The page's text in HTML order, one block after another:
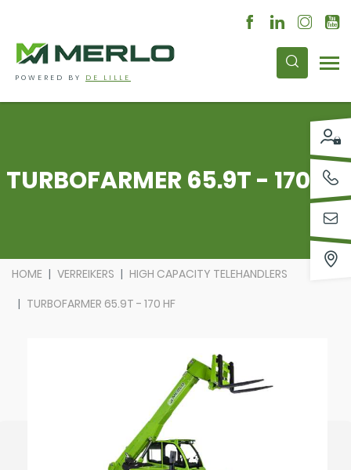
POWERED BY DE LILLE
TURBOFARMER 65.9T - 170 HF
HOME VERREIKERS
HIGH CAPACITY TELEHANDLERS
TURBOFARMER 65.9T - 170 HF